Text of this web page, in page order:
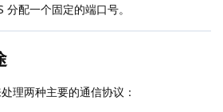
分配一个固定的端口号。
理两种主要的通信协议：